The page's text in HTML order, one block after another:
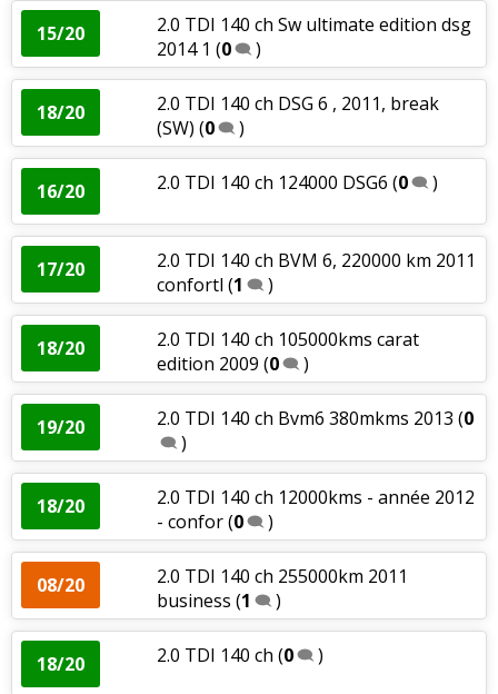
15/20
2.0 TDI 140 ch Sw ultimate edition dsg
2014 1 (0 )
18/20
2.0 TDI 140 ch DSG 6 , 2011, break
(SW) (0 )
16/20 2.0 TDI 140 ch 124000 DSG6 (0 )
17/20
2.0 TDI 140 ch BVM 6, 220000 km 2011
confortl (1 )
18/20
2.0 TDI 140 ch 105000kms carat
edition 2009 (0 )
19/20 2.0 TDI 140 ch Bvm6 380mkms 2013 (0
)
18/20
2.0 TDI 140 ch 12000kms - année 2012
- confor(0 )
08/20
2.0 TDI 140 ch 255000km 2011
business (1 )
18/20 2.0 TDI 140 ch (0 )